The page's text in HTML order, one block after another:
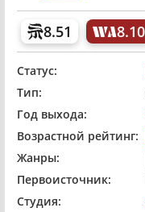
8.51 8.10
Статус:
Тип:
Год выхода:
Возрастной рейтинг:
Жанры:
Первоисточник:
Студия: